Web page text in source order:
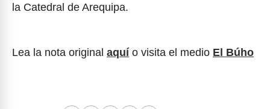
la Catedral de Arequipa.
Lea la nota original aquí o visita el medio El Búho